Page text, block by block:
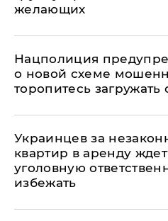
желающих
Нацполиция
о новой схеме
торопитесь загружать
Украинцев за
квартир в аренду
уголовную
избежать